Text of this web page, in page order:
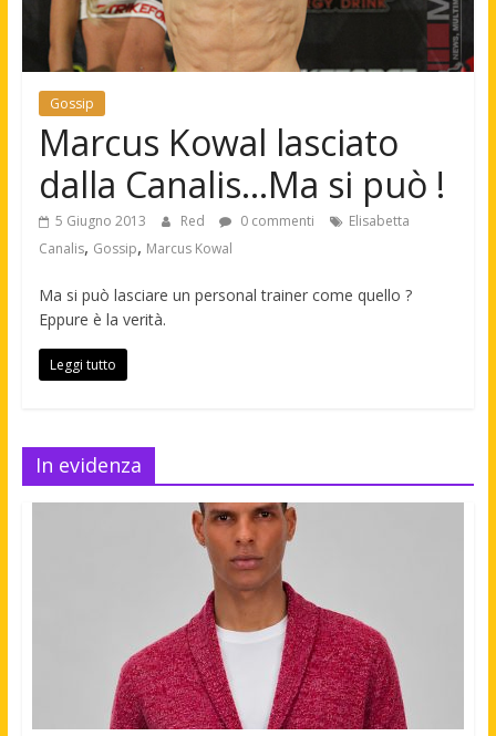
Gossip
Marcus Kowal lasciato
dalla Canalis…Ma si può !
5 Giugno 2013 Red 0 commenti
Elisabetta
Canalis, Gossip, Marcus Kowal
Ma si può lasciare un personal trainer come quello ?
Eppure è la verità.
Leggi tutto
In evidenza